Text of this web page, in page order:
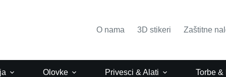
O nama
3D stikeri Zaštitne
Olovke Privesci & Alati Torbe &